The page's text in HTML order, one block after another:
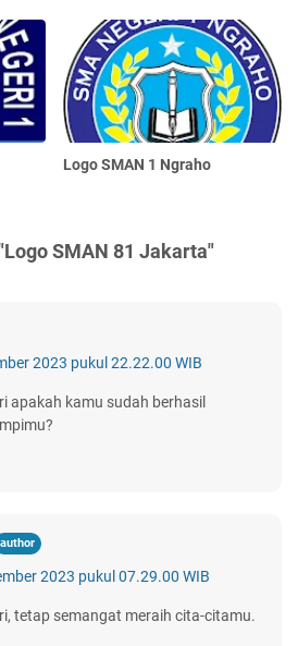
Logo SMAN 1 Ngraho
SMAN 81 Jakarta"
2023 pukul 22.22.00 WIB
apakah kamu sudah berhasil
2023 pukul 07.29.00 WIB
tetap semangat meraih cita-citamu.